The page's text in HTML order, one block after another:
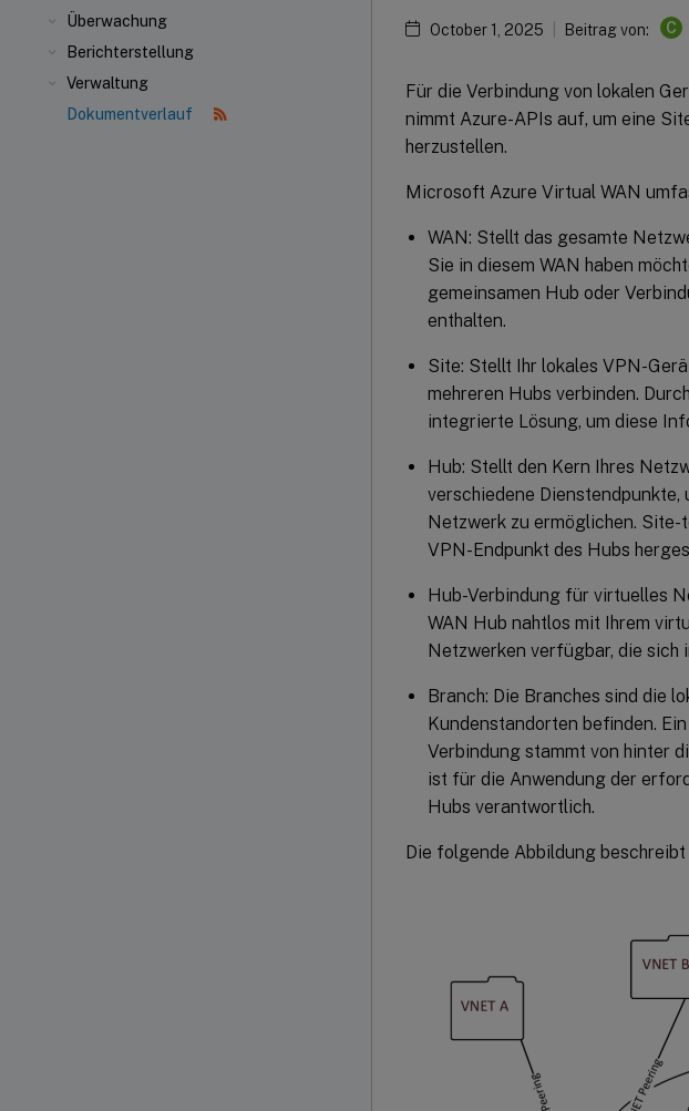
Überwachung
Berichterstellung
Verwaltung
Dokumentverlauf
October 1, 2025 Beitrag von: C
Für die Verbindung von lokalen
nimmt Azure-APIs auf, um eine
herzustellen.
Microsoft Azure Virtual WAN
WAN: Stellt das gesamte
Sie in diesem WAN haben
gemeinsamen Hub oder
enthalten.
Site: Stellt Ihr lokales VPN-
mehreren Hubs verbinden.
integrierte Lösung, um diese
Hub: Stellt den Kern Ihres
verschiedene
Netzwerk zu ermöglichen.
VPN-Endpunkt des Hubs
Hub-Verbindung für virtuelles
WAN Hub nahtlos mit Ihrem
Netzwerken verfügbar, die sich
Branch: Die Branches sind die
Kundenstandorten befinden.
Verbindung stammt von hinter
ist für die Anwendung der
Hubs verantwortlich.
Die folgende Abbildung